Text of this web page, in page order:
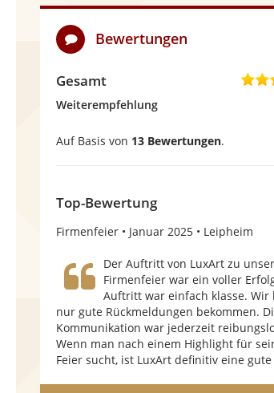
Bewertungen
Gesamt
Weiterempfehlung
Auf Basis von 13 Bewertungen.
Top-Bewertung
Firmenfeier Januar 2025 Leipheim
Der Auftritt von LuxArt zu
Firmenfeier war ein voller
Auftritt war einfach klasse. Wir
nur gute Rückmeldungen bekommen.
Kommunikation war jederzeit
Wenn man nach einem Highlight für
Feier sucht, ist LuxArt definitiv eine gute